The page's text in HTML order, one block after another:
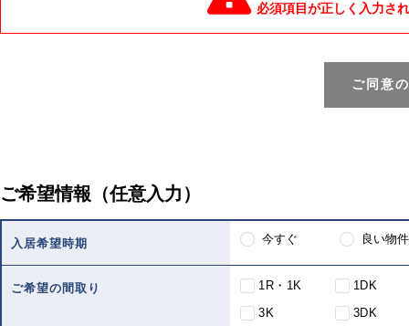
必須項目が正しく入力さ
ご同意
ご希望情報（任意入力）
入居希望時期 今すぐ 良い物
ご希望の間取り 1R・1K
1DK
3K
3DK